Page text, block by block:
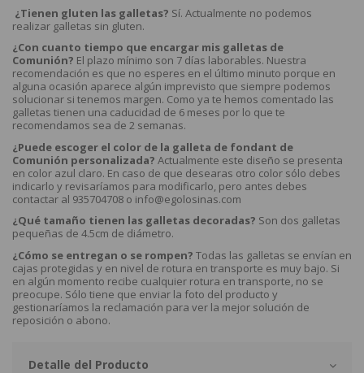
¿Tienen gluten las galletas? Sí. Actualmente no podemos
realizar galletas sin gluten.
¿Con cuanto tiempo que encargar mis galletas de
Comunión? El plazo mínimo son 7 días laborables. Nuestra
recomendación es que no esperes en el último minuto porque en
alguna ocasión aparece algún imprevisto que siempre podemos
solucionar si tenemos margen. Como ya te hemos comentado las
galletas tienen una caducidad de 6 meses por lo que te
recomendamos sea de 2 semanas.
¿Puede escoger el color de la galleta de fondant de
Comunión personalizada? Actualmente este diseño se presenta
en color azul claro. En caso de que desearas otro color sólo debes
indicarlo y revisaríamos para modificarlo, pero antes debes
contactar al 935704708 o info@egolosinas.com
¿Qué tamaño tienen las galletas decoradas? Son dos galletas
pequeñas de 4.5cm de diámetro.
¿Cómo se entregan o se rompen? Todas las galletas se envían en
cajas protegidas y en nivel de rotura en transporte es muy bajo. Si
en algún momento recibe cualquier rotura en transporte, no se
preocupe. Sólo tiene que enviar la foto del producto y
gestionaríamos la reclamación para ver la mejor solución de
reposición o abono.
Detalle del Producto